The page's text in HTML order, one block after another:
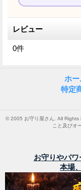
レビュー
0件
ホー
特定
© 2005 お守り屋さん. All Rights
こと及びオ
お守りやパ
本場